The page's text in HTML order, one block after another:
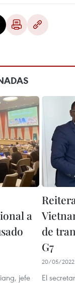
a
jefe
de
G7
20/05/2022
El